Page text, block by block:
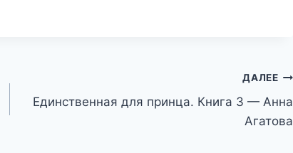
ДАЛЕЕ
Единственная для принца. Книга 3 — Анна
Агатова